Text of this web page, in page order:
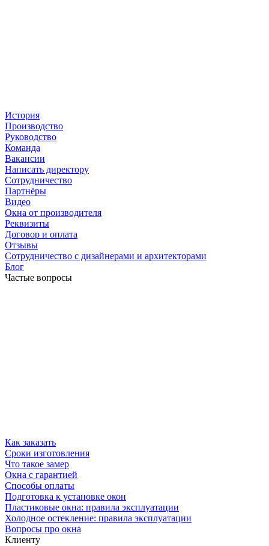
История
Производство
Руководство
Команда
Вакансии
Написать директору
Сотрудничество
Партнёры
Видео
Окна от производителя
Реквизиты
Договор и оплата
Отзывы
Сотрудничество с дизайнерами и архитекторами
Блог
Частые вопросы
Как заказать
Сроки изготовления
Что такое замер
Окна с гарантией
Способы оплаты
Подготовка к установке окон
Пластиковые окна: правила эксплуатации
Холодное остекление: правила эксплуатации
Вопросы про окна
Клиенту